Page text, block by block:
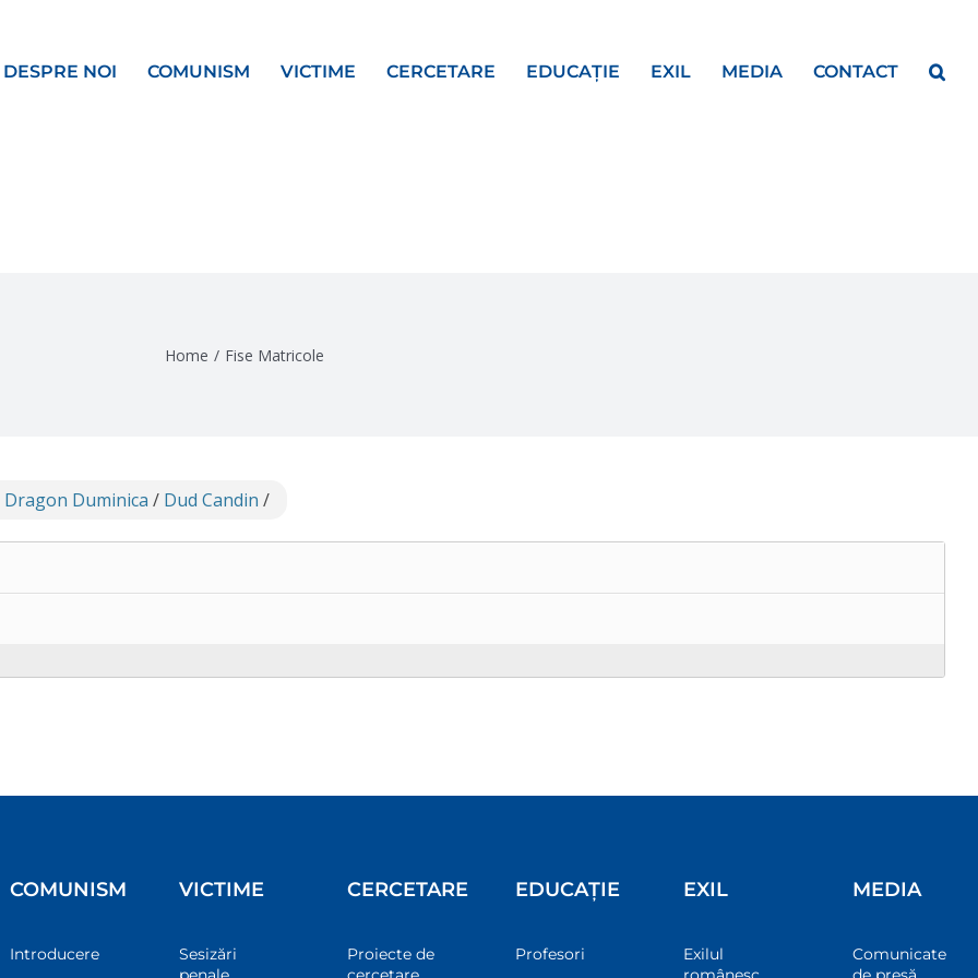
DESPRE NOI COMUNISM VICTIME CERCETARE EDUCAȚIE EXIL MEDIA CONTACT
Home / Fise Matricole
Dragon Duminica / Dud Candin /
COMUNISM
Introducere
VICTIME
Sesizări
CERCETARE
Proiecte de
EDUCAȚIE
Profesori
EXIL
Exilul
MEDIA
Comunicate